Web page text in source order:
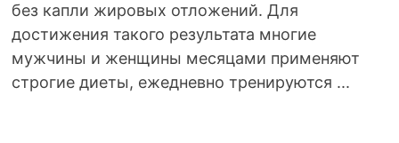
без капли жировых отложений. Для
достижения такого результата многие
мужчины и женщины месяцами применяют
строгие диеты, ежедневно тренируются ...